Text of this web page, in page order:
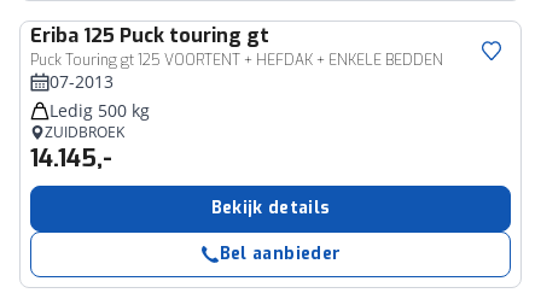
Eriba 125 Puck touring gt
Puck Touring gt 125 VOORTENT + HEFDAK + ENKELE BEDDEN
07-2013
Ledig 500 kg
ZUIDBROEK
14.145,-
Bekijk details
Bel aanbieder